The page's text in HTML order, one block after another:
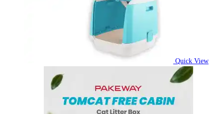
Quick View